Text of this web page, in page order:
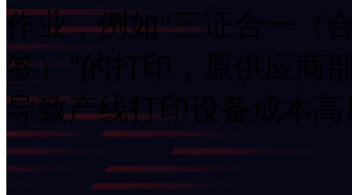
作业，例如“三证合一（
签）”的打印，原供应商
导致产线打印设备成本